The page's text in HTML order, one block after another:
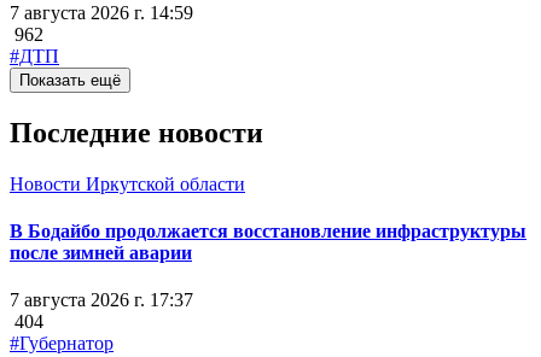
7 августа 2026 г. 14:59
962
#ДТП
Показать ещё
Последние новости
Новости Иркутской области
В Бодайбо продолжается восстановление инфраструктуры
после зимней аварии
7 августа 2026 г. 17:37
404
#Губернатор